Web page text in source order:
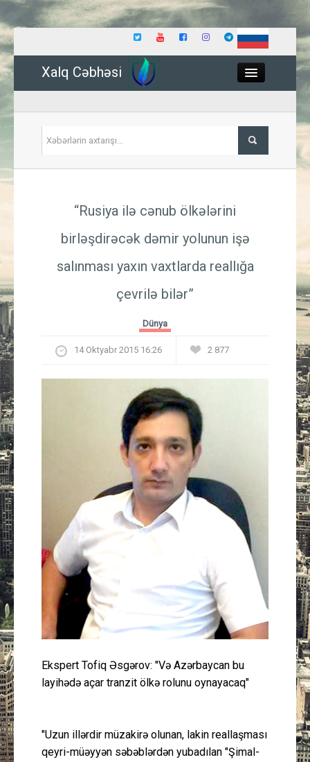
Xalq Cəbhəsi
İqtisadiyyat
Hadisə
Müsahibə
İdman
Layihə
Gündəm
Peşə etikası
Əlaqə
“Rusiya ilə cənub ölkələrini
birləşdirəcək dəmir yolunun işə
salınması yaxın vaxtlarda reallığa
çevrilə bilər”
Dünya
14 Oktyabr 2015 16:26 2 877
Ekspert Tofiq Əsgərov: "Və Azərbaycan bu
layihədə açar tranzit ölkə rolunu oynayacaq"
"Uzun illərdir müzakirə olunan, lakin reallaşması
qeyri-müəyyən səbəblərdən yubadılan "Şimal-